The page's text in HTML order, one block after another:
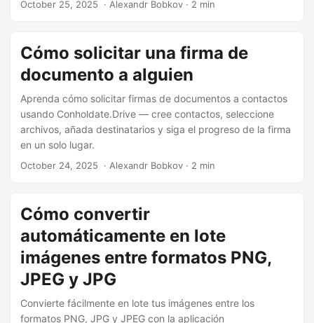
October 25, 2025 ‎ · Alexandr Bobkov · 2 min
Cómo solicitar una firma de
documento a alguien
Aprenda cómo solicitar firmas de documentos a contactos
usando Conholdate.Drive — cree contactos, seleccione
archivos, añada destinatarios y siga el progreso de la firma
en un solo lugar.
October 24, 2025 ‎ · Alexandr Bobkov · 2 min
Cómo convertir
automáticamente en lote
imágenes entre formatos PNG,
JPEG y JPG
Convierte fácilmente en lote tus imágenes entre los
formatos PNG, JPG y JPEG con la aplicación